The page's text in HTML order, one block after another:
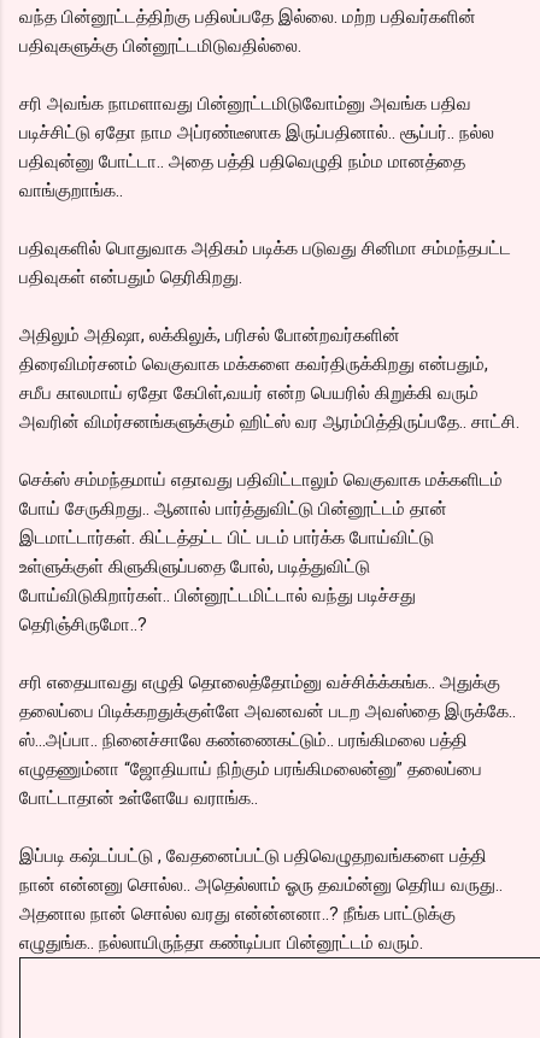
வந்த பின்னூட்டத்திற்கு பதிலப்பதே இல்லை. மற்ற பதிவர்களின்
பதிவுகளுக்கு பின்னூட்டமிடுவதில்லை.
சரி அவங்க நாமளாவது பின்னூட்டமிடுவோம்னு அவங்க பதிவ
படிச்சிட்டு ஏதோ நாம அப்ரண்டீஸாக இருப்பதினால்.. சூப்பர்.. நல்ல
பதிவுன்னு போட்டா.. அதை பத்தி பதிவெழுதி நம்ம மானத்தை
வாங்குறாங்க..
பதிவுகளில் பொதுவாக அதிகம் படிக்க படுவது சினிமா சம்மந்தபட்ட
பதிவுகள் என்பதும் தெரிகிறது.
அதிலும் அதிஷா, லக்கிலுக், பரிசல் போன்றவர்களின்
திரைவிமர்சனம் வெகுவாக மக்களை கவர்திருக்கிறது என்பதும்,
சமீப காலமாய் ஏதோ கேபிள்,வயர் என்ற பெயரில் கிறுக்கி வரும்
அவரின் விமர்சனங்களுக்கும் ஹிட்ஸ் வர ஆரம்பித்திருப்பதே.. சாட்சி.
செக்ஸ் சம்மந்தமாய் எதாவது பதிவிட்டாலும் வெகுவாக மக்களிடம்
போய் சேருகிறது.. ஆனால் பார்த்துவிட்டு பின்னூட்டம் தான்
இடமாட்டார்கள். கிட்டத்தட்ட பிட் படம் பார்க்க போய்விட்டு
உள்ளுக்குள் கிளுகிளுப்பதை போல், படித்துவிட்டு
போய்விடுகிறார்கள்.. பின்னூட்டமிட்டால் வந்து படிச்சது
தெரிஞ்சிருமோ..?
சரி எதையாவது எழுதி தொலைத்தோம்னு வச்சிக்க்கங்க.. அதுக்கு
தலைப்பை பிடிக்கறதுக்குள்ளே அவனவன் படற அவஸ்தை இருக்கே..
ஸ்...அப்பா.. நினைச்சாலே கண்ணைகட்டும்.. பரங்கிமலை பத்தி
எழுதணும்னா “ஜோதியாய் நிற்கும் பரங்கிமலைன்னு” தலைப்பை
போட்டாதான் உள்ளேயே வராங்க..
இப்படி கஷ்டப்பட்டு , வேதனைப்பட்டு பதிவெழுதறவங்களை பத்தி
நான் என்னனு சொல்ல.. அதெல்லாம் ஓரு தவம்ன்னு தெரிய வருது..
அதனால நான் சொல்ல வரது என்ன்னனா..? நீங்க பாட்டுக்கு
எழுதுங்க.. நல்லாயிருந்தா கண்டிப்பா பின்னூட்டம் வரும்.